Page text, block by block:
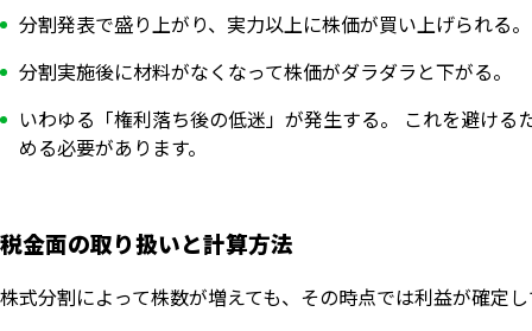
分割発表で盛り上がり、実力以上に株価が買い上げられる。
分割実施後に材料がなくなって株価がダラダラと下がる。
いわゆる「権利落ち後の低迷」が発生する。 これを避け
める必要があります。
税金面の取り扱いと計算方法
株式分割によって株数が増えても、その時点では利益が確定